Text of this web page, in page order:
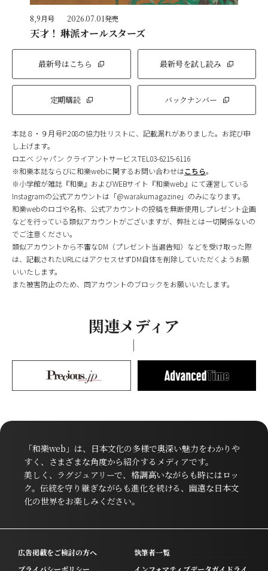
8,9月号 2026.07.01発売
天才！ 琳派オールスターズ
最新号はこちら 最新号を試し読み
定期購読 バックナンバー
本誌８・９月号P.208の協力社リストに、記載漏れがありました。お詫び申
し上げます。
ロエベ ジャパン クライアントサービスTEL03-6215-6116
※和樂本誌ならびに和樂webに関するお問い合わせはこちら。
※小学館が雑誌『和樂』およびWEBサイト『和樂web』にて運営している
Instagramの公式アカウントは「@warakumagazine」のみになります。
和樂webのロゴや名称、公式アカウントの投稿を無断使用しプレゼント企画
などを行っている類似アカウントがございますが、弊社とは一切関係ないの
でご注意ください。
類似アカウントから不審なDM（プレゼント当選告知）などを受け取った際
は、記載されたURLにはアクセスせずDM自体を削除していただくようお願
いいたします。
また被害防止のため、同アカウントのブロックをお願いいたします。
関連メディア
「和樂web」は、日本文化の多様で奥深い魅力をわかりや
すく、さまざまな角度から紹介するメディアです。
美しく、ラグジュアリーで、格調高いながらも時にはロッ
ク。伝統を守り継ぎながらも進化を続ける、幽遠な日本文
化の世界をお楽しみください。
広告掲載をご検討の方へ
執筆者一覧